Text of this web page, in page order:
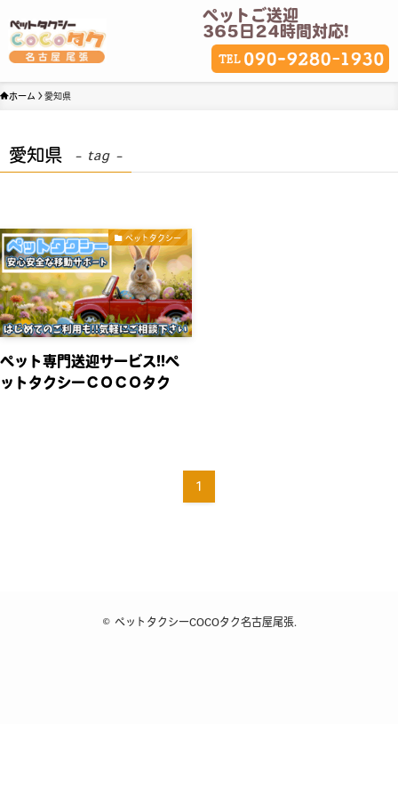
ペットご送迎
365日24時間対応!
ホーム 愛知県
愛知県 – tag –
ペットタクシー
ペット専門送迎サービス!!ペ
ットタクシーＣＯＣＯタク
1
©ペットタクシーCOCOタク名古屋尾張.